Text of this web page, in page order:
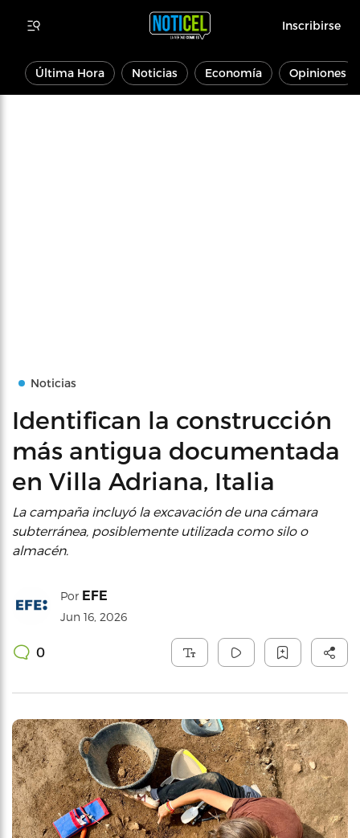
Inscribirse
Última Hora Noticias Economía Opiniones
Noticias
Identifican la construcción
más antigua documentada
en Villa Adriana, Italia
La campaña incluyó la excavación de una cámara
subterránea, posiblemente utilizada como silo o
almacén.
Por EFE
Jun 16, 2026
0